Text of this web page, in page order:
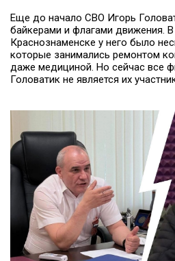
Еще до начало СВО Игорь
байкерами и флагами движения. В
Краснознаменске у него было
которые занимались ремонтом
даже медициной. Но сейчас все
Головатик не является их